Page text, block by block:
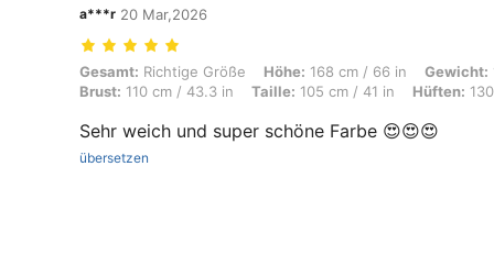
a***r 20 Mar,2026
Gesamt: Richtige Größe, Höhe: 168 cm / 66 in, Gewicht: 107 kg /
Gesamt: Richtige Größe Höhe: 168 cm / 66 in Gewicht:
Brust: 110 cm / 43.3 in Taille: 105 cm / 41 in Hüften:
Sehr weich und super schöne Farbe 😍😍😍
übersetzen